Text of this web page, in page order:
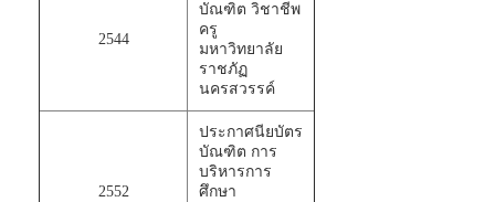
2544
บัณฑิต วิชาชีพ
ครู
มหาวิทยาลัย
ราชภัฏ
นครสวรรค์
2552
ประกาศนียบัตร
บัณฑิต การ
บริหารการ
ศึกษา